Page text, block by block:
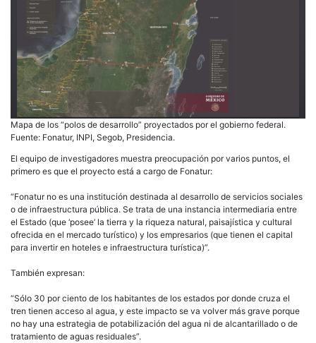
Mapa de los “polos de desarrollo” proyectados por el gobierno federal.
Fuente: Fonatur, INPI, Segob, Presidencia.
El equipo de investigadores muestra preocupación por varios puntos, el
primero es que el proyecto está a cargo de Fonatur:
“Fonatur no es una institución destinada al desarrollo de servicios sociales
o de infraestructura pública. Se trata de una instancia intermediaria entre
el Estado (que ‘posee’ la tierra y la riqueza natural, paisajística y cultural
ofrecida en el mercado turístico) y los empresarios (que tienen el capital
para invertir en hoteles e infraestructura turística)”.
También expresan:
“Sólo 30 por ciento de los habitantes de los estados por donde cruza el
tren tienen acceso al agua, y este impacto se va volver más grave porque
no hay una estrategia de potabilización del agua ni de alcantarillado o de
tratamiento de aguas residuales”.